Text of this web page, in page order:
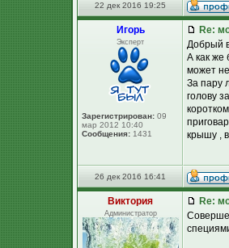
22 дек 2016 19:25
Игорь
Эксперт
Зарегистрирован: 09
мар 2012 10:40
Сообщения: 1431
Re:
Добрый
А как же
может
За пару
голову
крышу ,
26 дек 2016 16:41
Виктория
Администратор
Re: